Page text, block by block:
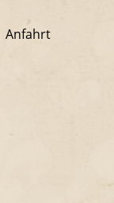
Anfahrt